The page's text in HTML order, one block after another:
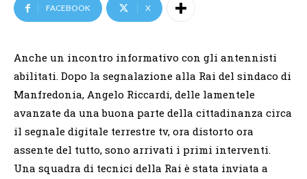
FACEBOOK X
Anche un incontro informativo con gli antennisti
abilitati. Dopo la segnalazione alla Rai del sindaco di
Manfredonia, Angelo Riccardi, delle lamentele
avanzate da una buona parte della cittadinanza circa
il segnale digitale terrestre tv, ora distorto ora
assente del tutto, sono arrivati i primi interventi.
Una squadra di tecnici della Rai è stata inviata a